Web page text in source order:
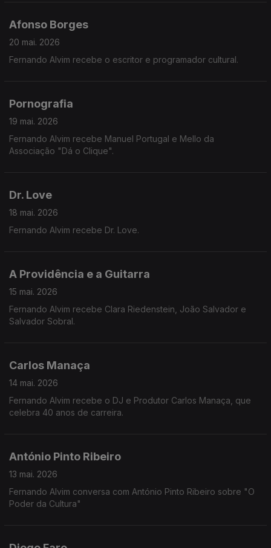
Afonso Borges
20 mai. 2026
Fernando Alvim recebe o escritor e programador cultural.
Pornografia
19 mai. 2026
Fernando Alvim recebe Manuel Portugal e Mello da
Associação "Dá o Clique".
Dr. Love
18 mai. 2026
Fernando Alvim recebe Dr. Love.
A Providência e a Guitarra
15 mai. 2026
Fernando Alvim recebe Clara Riedenstein, João Salvador e
Salvador Sobral.
Carlos Manaça
14 mai. 2026
Fernando Alvim recebe o DJ e Produtor Carlos Manaça, que
celebra 40 anos de carreira.
António Pinto Ribeiro
13 mai. 2026
Fernando Alvim conversa com António Pinto Ribeiro sobre "O
Poder da Cultura"